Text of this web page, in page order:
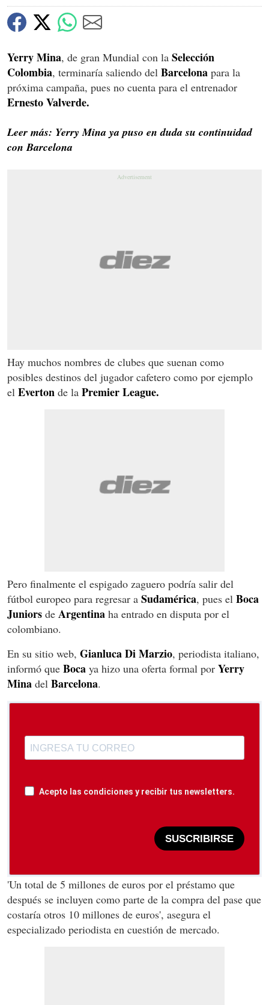
Yerry Mina, de gran Mundial con la Selección
Colombia, terminaría saliendo del Barcelona para la
próxima campaña, pues no cuenta para el entrenador
Ernesto Valverde.
Leer más: Yerry Mina ya puso en duda su continuidad
con Barcelona
Hay muchos nombres de clubes que suenan como
posibles destinos del jugador cafetero como por ejemplo
el Everton de la Premier League.
Pero finalmente el espigado zaguero podría salir del
fútbol europeo para regresar a Sudamérica, pues el Boca
Juniors de Argentina ha entrado en disputa por el
colombiano.
En su sitio web, Gianluca Di Marzio, periodista italiano,
informó que Boca ya hizo una oferta formal por Yerry
Mina del Barcelona.
Acepto las condiciones y recibir tus newsletters.
SUSCRIBIRSE
'Un total de 5 millones de euros por el préstamo que
después se incluyen como parte de la compra del pase que
costaría otros 10 millones de euros', asegura el
especializado periodista en cuestión de mercado.